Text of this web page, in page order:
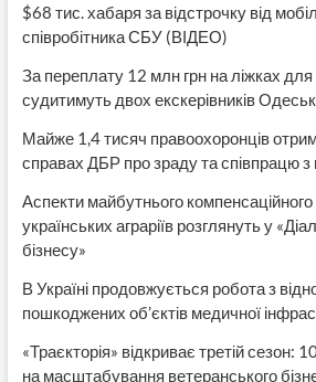
$68 тис. хабаря за відстрочку від
співробітника СБУ (ВІДЕО)
За переплату 12 млн грн на ліжках для
судитимуть двох екскерівників
Майже 1,4 тисяч правоохоронців
справах ДБР про зраду та співпрацю з
Аспекти майбутнього
українських аграріїв розглянуть у
бізнесу»
В Україні продовжується робота з
пошкоджених об’єктів медичної
«Траєкторія» відкриває третій сезон:
на масштабування ветеранського